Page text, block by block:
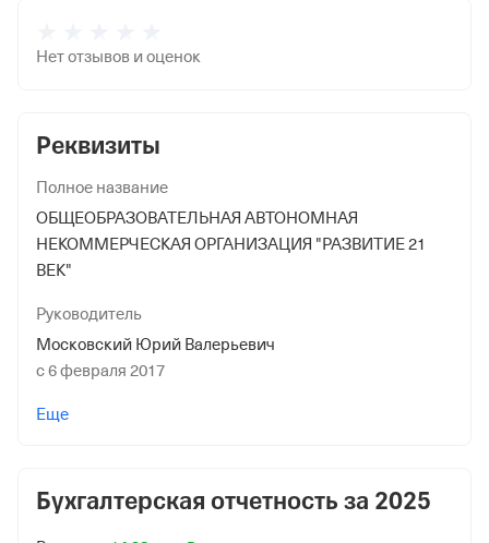
Реквизиты
Полное название
ОБЩЕОБРАЗОВАТЕЛЬНАЯ АВТОНОМНАЯ
НЕКОММЕРЧЕСКАЯ ОРГАНИЗАЦИЯ "РАЗВИТИЕ 21
ВЕК"
Руководитель
Московский Юрий Валерьевич
с 6 февраля 2017
6 февраля 2017
ОАНО "РАЗВИТИЕ 21 ВЕК"
Еще
Бухгалтерская отчетность за 2025
Нет отзывов и оценок